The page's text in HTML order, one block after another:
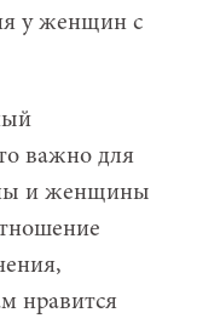
у женщин с
важно для
и женщины
нравится